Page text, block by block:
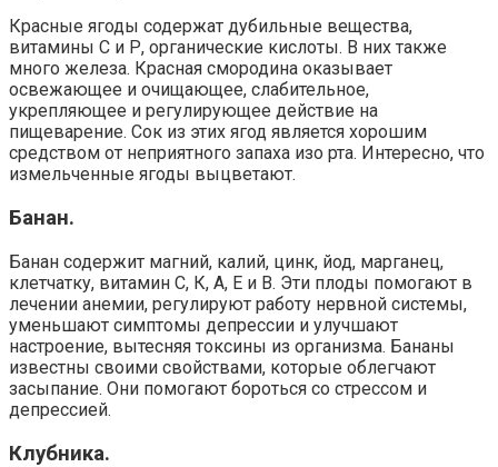
Красные ягоды содержат дубильные вещества,
витамины С и Р, органические кислоты. В них также
много железа. Красная смородина оказывает
освежающее и очищающее, слабительное,
укрепляющее и регулирующее действие на
пищеварение. Сок из этих ягод является хорошим
средством от неприятного запаха изо рта. Интересно, что
измельченные ягоды выцветают.
Банан.
Банан содержит магний, калий, цинк, йод, марганец,
клетчатку, витамин С, К, А, Е и В. Эти плоды помогают в
лечении анемии, регулируют работу нервной системы,
уменьшают симптомы депрессии и улучшают
настроение, вытесняя токсины из организма. Бананы
известны своими свойствами, которые облегчают
засыпание. Они помогают бороться со стрессом и
депрессией.
Клубника.